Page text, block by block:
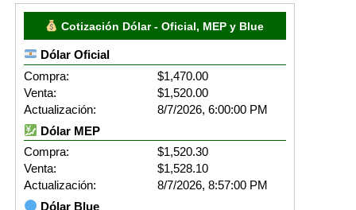
Cotización Dólar - Oficial, MEP y Blue
Dólar Oficial
Compra:
$1,470.00
Venta:
$1,520.00
Actualización:
8/7/2026, 6:00:00 PM
Dólar MEP
Compra:
$1,520.30
Venta:
$1,528.10
Actualización:
8/7/2026, 8:57:00 PM
Dólar Blue